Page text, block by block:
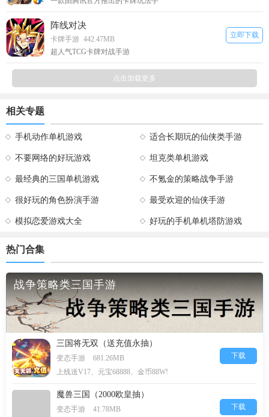
阵线对决
卡牌手游 442.47MB
超人气TCG卡牌对战手游
立即下载
点击加载更多
相关专题
手机动作单机游戏 适合长期玩的仙侠类手游
不要网络的好玩游戏 坦克类单机游戏
最经典的三国单机游戏 不氪金的策略战争手游
很好玩的角色扮演手游 最受欢迎的仙侠手游
模拟恋爱游戏大全 好玩的手机单机塔防游戏
热门合集
战争策略类三国手游
三国将无双（送充值永抽）
变态手游
681.26MB
上线送V17、元宝68888、金币88W!
下载
魔兽三国（2000欧皇抽）
变态手游 41.78MB 下载